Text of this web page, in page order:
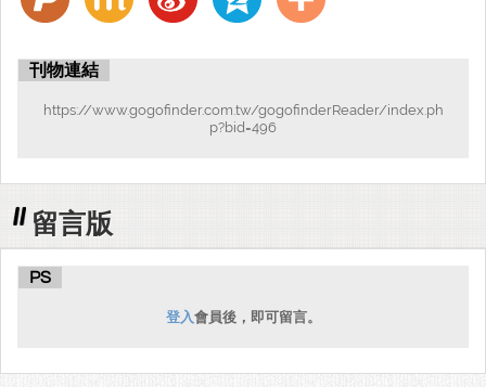
刊物連結
https://www.gogofinder.com.tw/gogofinderReader/index.ph
p?bid=496
留言版
PS
登入會員後，即可留言。